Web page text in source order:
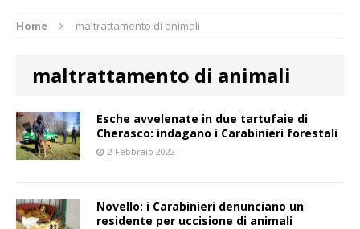
Home maltrattamento di animali
maltrattamento di animali
Esche avvelenate in due tartufaie di
Cherasco: indagano i Carabinieri forestali
2 Febbraio 2022
Novello: i Carabinieri denunciano un
residente per uccisione di animali